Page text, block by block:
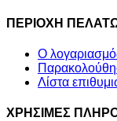
ΠΕΡΙΟΧΗ
Ο
Λίστα
ΧΡΗΣΙΜΕΣ